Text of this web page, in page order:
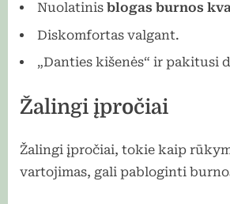
Nuolatinis blogas burnos
Diskomfortas valgant.
„Danties kišenės“ ir pakitusi
Žalingi įpročiai
Žalingi įpročiai, tokie kaip
vartojimas, gali pabloginti